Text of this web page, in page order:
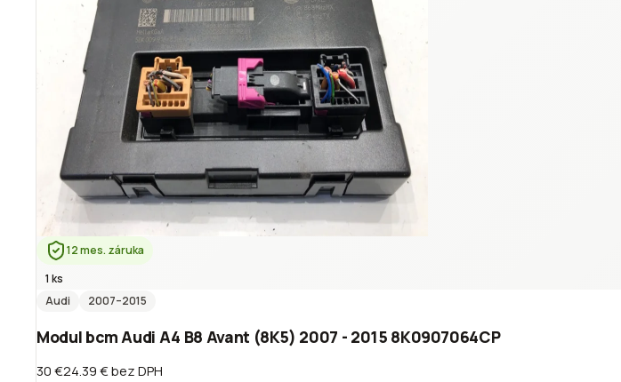
12 mes. záruka
1 ks
Audi
2007–2015
Modul bcm Audi A4 B8 Avant (8K5) 2007 - 2015 8K0907064CP
30 €24.39 €bez DPH